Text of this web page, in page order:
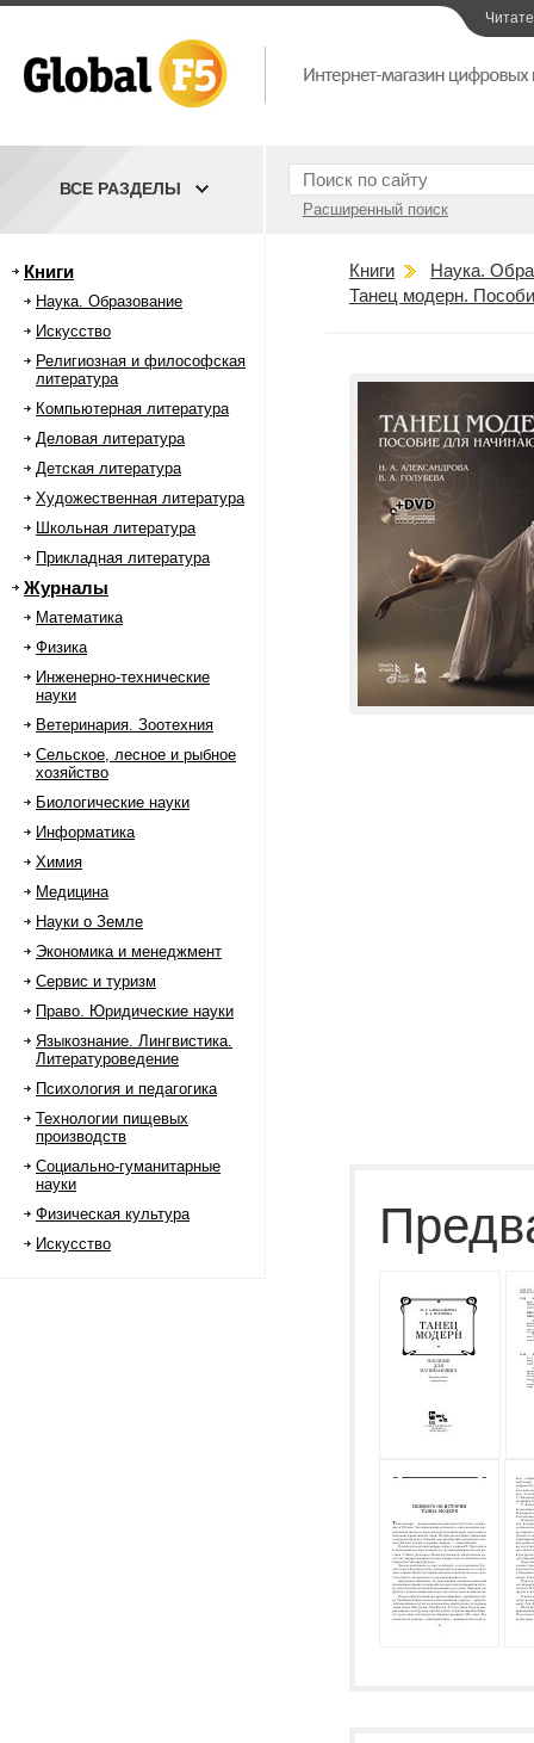
Расширенный поиск
ВСЕ РАЗДЕЛЫ
Книги
Наука. Образование
Искусство
Религиозная и философская
литература
Компьютерная литература
Деловая литература
Детская литература
Художественная литература
Школьная литература
Прикладная литература
Журналы
Математика
Физика
Инженерно-технические
науки
Ветеринария. Зоотехния
Сельское, лесное и рыбное
хозяйство
Биологические науки
Информатика
Химия
Медицина
Науки о Земле
Экономика и менеджмент
Сервис и туризм
Право. Юридические науки
Языкознание. Лингвистика.
Литературоведение
Психология и педагогика
Технологии пищевых
производств
Социально-гуманитарные
науки
Физическая культура
Искусство
Книги
Наука.
Танец модерн.